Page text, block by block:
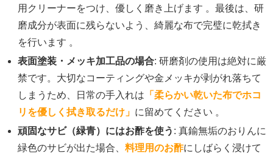
用クリーナーをつけ、優しく磨き上げます 。最後は、研
磨成分が表面に残らないよう、綺麗な布で完璧に乾拭き
を行います 。
表面塗装・メッキ加工品の場合: 研磨剤の使用は絶対に厳
禁です。大切なコーティングや金メッキが剥がれ落ちて
しまうため、日常の手入れは 「柔らかい乾いた布でホコ
リを優しく拭き取るだけ」 に留めてください 。
頑固なサビ（緑青）にはお酢を使う : 真鍮無垢のおりんに
緑色のサビが出た場合、料理用のお酢にしばらく浸けて